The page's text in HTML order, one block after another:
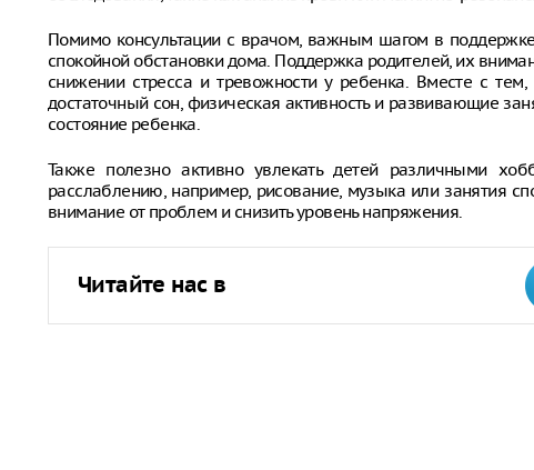
Помимо консультации с врачом, важным шагом в
спокойной обстановки дома. Поддержка родителей, их
снижении стресса и тревожности у ребенка. Вместе с
достаточный сон, физическая активность и развивающие
состояние ребенка.
Также полезно активно увлекать детей различными
расслаблению, например, рисование, музыка или занятия
внимание от проблем и снизить уровень напряжения.
Читайте нас в